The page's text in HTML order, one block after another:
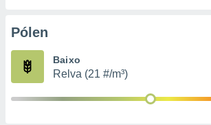
através
Pólen
Baixo
Relva (21 #/m³)